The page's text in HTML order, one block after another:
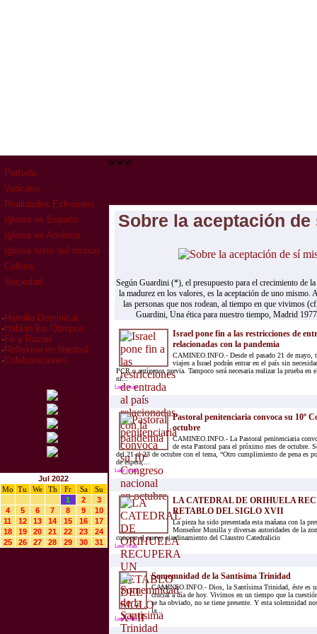
Portada
Vaticano
Realidades Eclesiales
Iglesia en España
Iglesia en América
Iglesia resto del mundo
Cultura
Sociedad
· Homilia Dominical
· Hablan los Obispos
· Fe y Razón
· Reflexion en libertad
·Colaboraciones
Jul 2022
Mo
Tu We Th Fr Sa
Su
1
2
3
4
5 6 7 8 9
10
11
12 13 14 15 16
17
18
19 20 21 22 23
24
25
26 27 28 29 30 31
www
Sobre la aceptación
Según Guardini (*), el presupuesto para el crecimiento de
la madurez en los valores, es la aceptación de uno mismo.
las personas que nos rodean, al tiempo en que vivimos
Guardini, Una ética para nuestro tiempo, Madrid
Israel pone fin a las restricciones de
relacionadas con la pandemia
CAMINEO.INFO.- Desde el pasado 21 de mayo,
viajen a Israel podrán entrar en el país sin
PCR o antígenos previa. Tampoco será necesaria realizar la prueba en
ni...
Leer más
Pastoral penitenciaria convoca su 10º
octubre
CAMINEO.INFO.- La Pastoral penitenciaria
de esta Pastoral para el próximo mes de octubre.
del 21 al 23 de octubre con el tema, “Otro cumplimiento de pena es
de espera,...
Leer más
LA CATEDRAL DE ORIHUELA
RETABLO DEL SIGLO XVII
La pieza ha sido presentada esta mañana con la
Monseñor Munilla y diversas autoridades de la
conocer el nuevo ajardinamiento del Claustro Catedralicio
Leer más
Somemnidad de la Santisima Trinidad
CAMINEO.INFO.- Dios, la Santísima Trinidad, éste es
crucial a día de hoy. Vivimos en un tiempo que la
se ha obviado, no se tiene presente. Y esta solemnidad
la...
Leer más